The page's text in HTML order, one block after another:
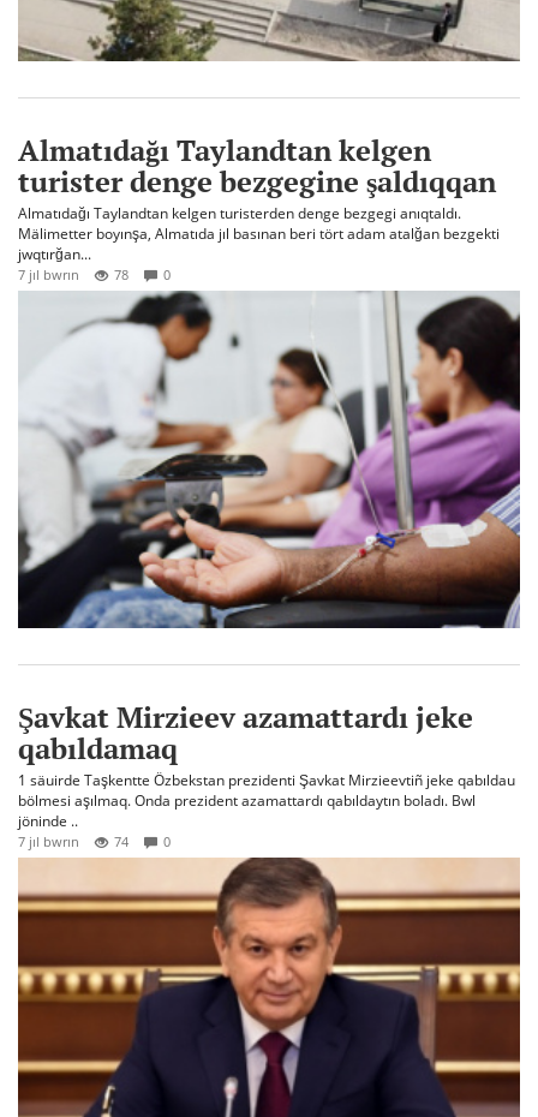
Almatıdağı Taylandtan kelgen
turister denge bezgegine şaldıqqan
Almatıdağı Taylandtan kelgen turisterden denge bezgegi anıqtaldı.
Mälimetter boyınşa, Almatıda jıl basınan beri tört adam atalğan bezgekti
jwqtırğan...
7 jıl bwrın 78 0
Şavkat Mirzieev azamattardı jeke
qabıldamaq
1 säuirde Taşkentte Özbekstan prezidenti Şavkat Mirzieevtiñ jeke qabıldau
bölmesi aşılmaq. Onda prezident azamattardı qabıldaytın boladı. Bwl
jöninde ..
7 jıl bwrın 74 0